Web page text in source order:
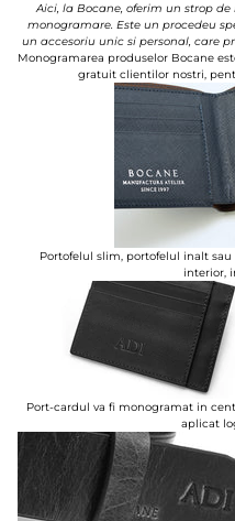
Aici, la Bocane, oferim un strop
monogramare. Este un procedeu
un accesoriu unic si personal, care
Monogramarea produselor Bocane
gratuit clientilor nostri,
Portofelul slim, portofelul inalt
interior,
Port-cardul va fi monogramat in
aplicat